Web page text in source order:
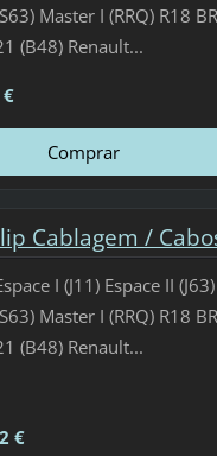
Master I (RRQ) R18
(B48) Renault...
Cablagem /
I (J11) Espace II
Master I (RRQ) R18
(B48) Renault...
€